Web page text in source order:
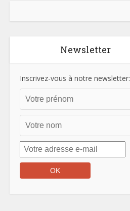
Newsletter
Inscrivez-vous à notre newsletter: